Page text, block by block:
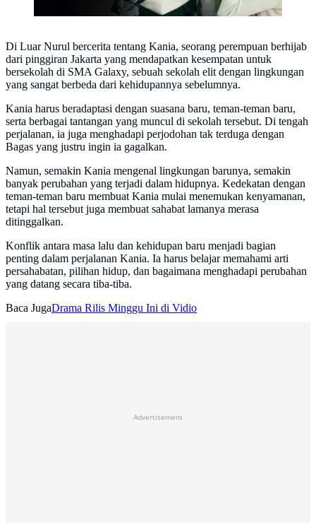
Di Luar Nurul bercerita tentang Kania, seorang perempuan berhijab
dari pinggiran Jakarta yang mendapatkan kesempatan untuk
bersekolah di SMA Galaxy, sebuah sekolah elit dengan lingkungan
yang sangat berbeda dari kehidupannya sebelumnya.
Kania harus beradaptasi dengan suasana baru, teman-teman baru,
serta berbagai tantangan yang muncul di sekolah tersebut. Di tengah
perjalanan, ia juga menghadapi perjodohan tak terduga dengan
Bagas yang justru ingin ia gagalkan.
Namun, semakin Kania mengenal lingkungan barunya, semakin
banyak perubahan yang terjadi dalam hidupnya. Kedekatan dengan
teman-teman baru membuat Kania mulai menemukan kenyamanan,
tetapi hal tersebut juga membuat sahabat lamanya merasa
ditinggalkan.
Konflik antara masa lalu dan kehidupan baru menjadi bagian
penting dalam perjalanan Kania. Ia harus belajar memahami arti
persahabatan, pilihan hidup, dan bagaimana menghadapi perubahan
yang datang secara tiba-tiba.
Baca JugaDrama Rilis Minggu Ini di Vidio
Advertisement